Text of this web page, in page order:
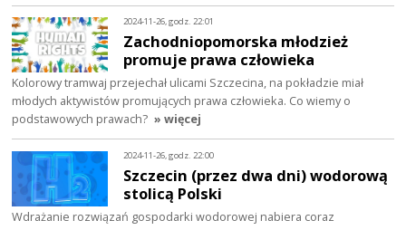
2024-11-26, godz. 22:01
Zachodniopomorska młodzież
promuje prawa człowieka
Kolorowy tramwaj przejechał ulicami Szczecina, na pokładzie miał
młodych aktywistów promujących prawa człowieka. Co wiemy o
podstawowych prawach? » więcej
2024-11-26, godz. 22:00
Szczecin (przez dwa dni) wodorową
stolicą Polski
Wdrażanie rozwiązań gospodarki wodorowej nabiera coraz